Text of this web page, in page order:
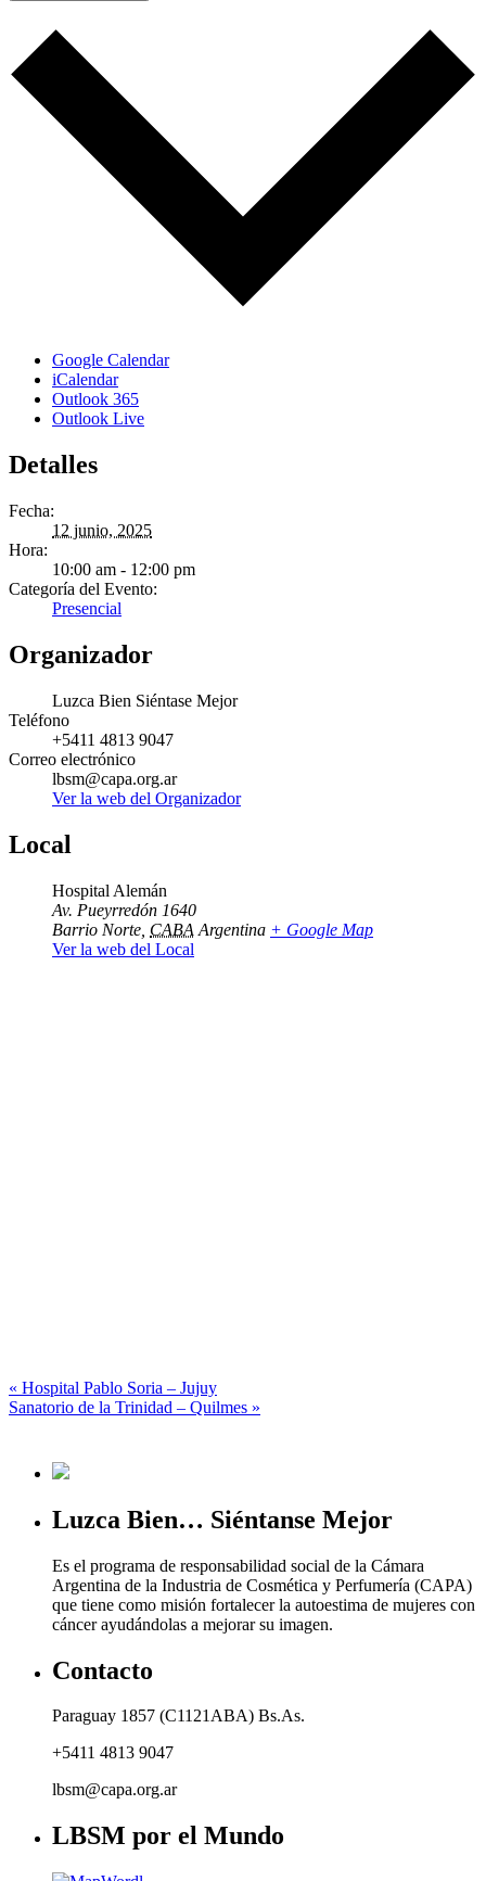
Google Calendar
iCalendar
Outlook 365
Outlook Live
Detalles
Fecha:
12 junio, 2025
Hora:
10:00 am - 12:00 pm
Categoría del Evento:
Presencial
Organizador
Luzca Bien Siéntase Mejor
Teléfono
+5411 4813 9047
Correo electrónico
lbsm@capa.org.ar
Ver la web del Organizador
Local
Hospital Alemán
Av. Pueyrredón 1640
Barrio Norte CABA Argentina + Google Map
Ver la web del Local
« Hospital Pablo Soria – Jujuy
Sanatorio de la Trinidad – Quilmes »
Luzca Bien… Siéntanse Mejor
Es el programa de responsabilidad social de la Cámara
Argentina de la Industria de Cosmética y Perfumería (CAPA)
que tiene como misión fortalecer la autoestima de mujeres con
cáncer ayudándolas a mejorar su imagen.
Contacto
Paraguay 1857 (C1121ABA) Bs.As.
+5411 4813 9047
lbsm@capa.org.ar
LBSM por el Mundo